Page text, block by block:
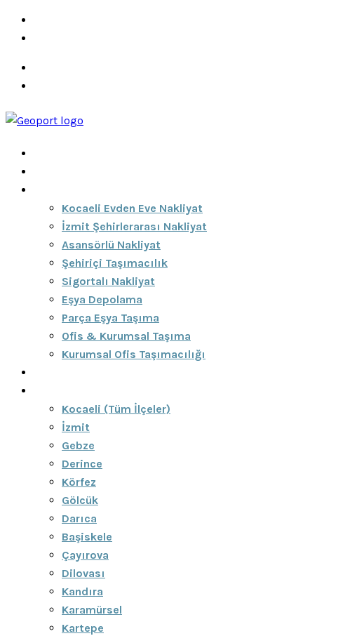
Kocaeli Evden Eve Nakliyat
İzmit Şehirlerarası Nakliyat
Asansörlü Nakliyat
Şehiriçi Taşımacılık
Sigortalı Nakliyat
Eşya Depolama
Parça Eşya Taşıma
Ofis & Kurumsal Taşıma
Kurumsal Ofis Taşımacılığı
Kocaeli (Tüm İlçeler)
İzmit
Gebze
Derince
Körfez
Gölcük
Darıca
Başiskele
Çayırova
Dilovası
Kandıra
Karamürsel
Kartepe